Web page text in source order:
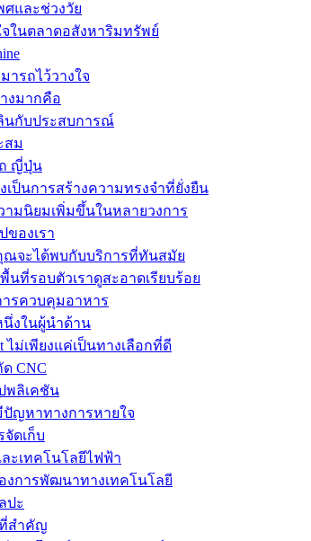
ศและช่วงวัย
ในตลาดอสังหาริมทรัพย์
รถไว้วางใจ
งมากคือ
นกับประสบการณ์
สม
ญี่ปุ่น
ป็นการสร้างความทรงจำที่ยั่งยืน
มนิยมเพิ่มขึ้นในหลายวงการ
ของเรา
คุณจะได้พบกับบริการที่ทันสมัย
ที่รอบตัวเราดูสะอาดเรียบร้อย
ารควบคุมอาหาร
นึ่งในผู้นำด้าน
ไม่เพียงแค่เป็นทางเลือกที่ดี
CNC
พลิเคชัน
ปัญหาทางการหายใจ
ดเก็บ
ะเทคโนโลยีไฟฟ้า
งการพัฒนาทางเทคโนโลยี
ปะ
ที่สำคัญ